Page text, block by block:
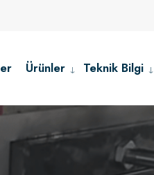
Ürünler Teknik Bilgi